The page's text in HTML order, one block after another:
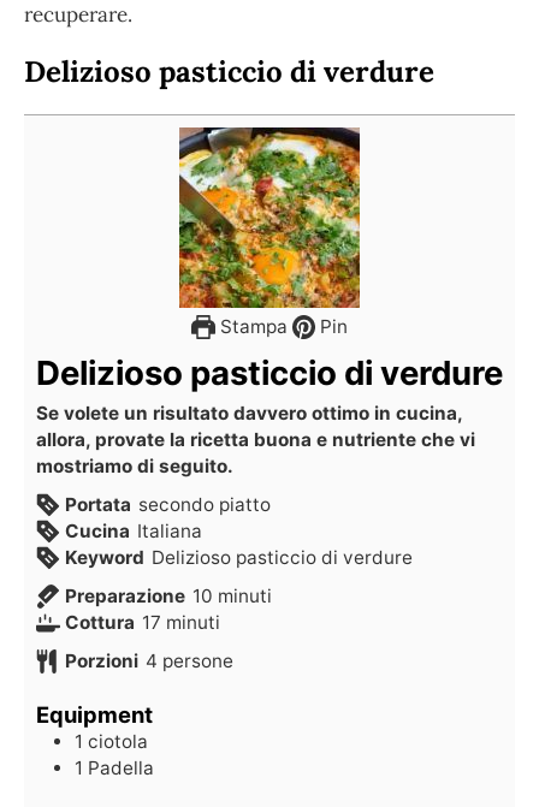
recuperare.
Delizioso pasticcio di verdure
Stampa Pin
Delizioso pasticcio di verdure
Se volete un risultato davvero ottimo in cucina,
allora, provate la ricetta buona e nutriente che vi
mostriamo di seguito.
Portata secondo piatto
Cucina Italiana
Keyword Delizioso pasticcio di verdure
Preparazione 10 minuti
Cottura 17 minuti
Porzioni 4 persone
Equipment
1 ciotola
1 Padella